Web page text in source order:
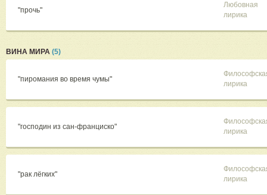
"прочь"
Любовная
лирика
ВИНА МИРА (5)
"пиромания во время чумы"
лирика
"господин из сан-франциско"
лирика
"рак лёгких"
лирика